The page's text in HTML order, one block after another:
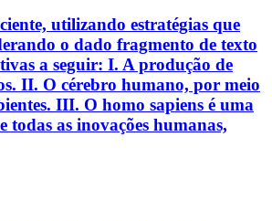
utilizando estratégias que
o dado fragmento de texto
a seguir: I. A produção de
II. O cérebro humano, por meio
III. O homo sapiens é uma
todas as inovações humanas,